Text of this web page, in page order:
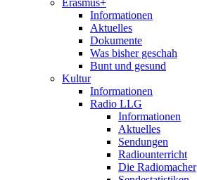
Erasmus+
Informationen
Aktuelles
Dokumente
Was bisher geschah
Bunt und gesund
Kultur
Informationen
Radio LLG
Informationen
Aktuelles
Sendungen
Radiounterricht
Die Radiomacher